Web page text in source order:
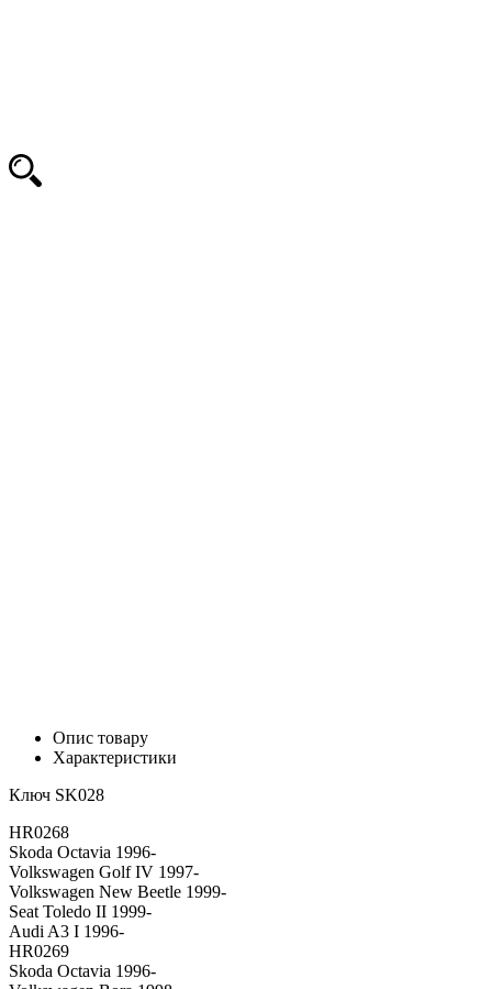
Опис товару
Характеристики
Ключ SK028
HR0268
Skoda Octavia 1996-
Volkswagen Golf IV 1997-
Volkswagen New Beetle 1999-
Seat Toledo II 1999-
Audi A3 I 1996-
HR0269
Skoda Octavia 1996-